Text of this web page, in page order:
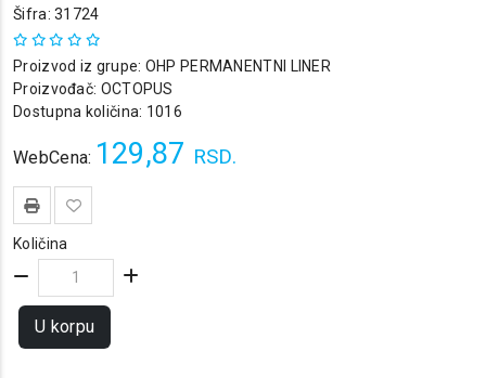
Šifra: 31724
Proizvod iz grupe: OHP PERMANENTNI LINER
Proizvođač: OCTOPUS
Dostupna količina: 1016
WebCena: 129,87 RSD.
Količina
U korpu